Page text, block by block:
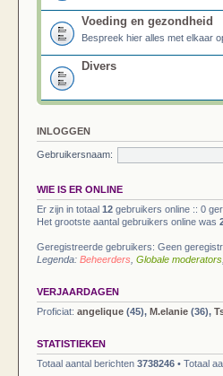
Voeding en gezondheid
Bespreek hier alles met elkaar
Divers
INLOGGEN
Gebruikersnaam:
WIE IS ER ONLINE
Er zijn in totaal 12 gebruikers online :: 0
Het grootste aantal gebruikers online was
Geregistreerde gebruikers: Geen
Legenda: Beheerders Globale moderators
VERJAARDAGEN
Proficiat: angelique (45), M.elanie (36),
STATISTIEKEN
Totaal aantal berichten 3738246 • Totaal